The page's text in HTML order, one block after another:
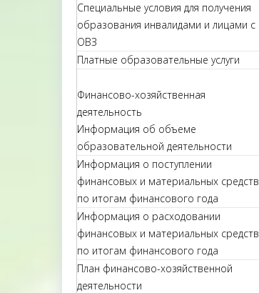
Специальные условия для получения
образования инвалидами и лицами с
ОВЗ
Платные образовательные услуги
Финансово-хозяйственная
деятельность
Информация об объеме
образовательной деятельности
Информация о поступлении
финансовых и материальных средств
по итогам финансового года
Информация о расходовании
финансовых и материальных средств
по итогам финансового года
План финансово-хозяйственной
деятельности